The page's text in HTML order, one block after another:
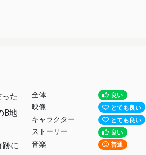
全体 良い
映像 とても良い
キャラクター とても良い
ストーリー 良い
音楽 普通
た
B地
に